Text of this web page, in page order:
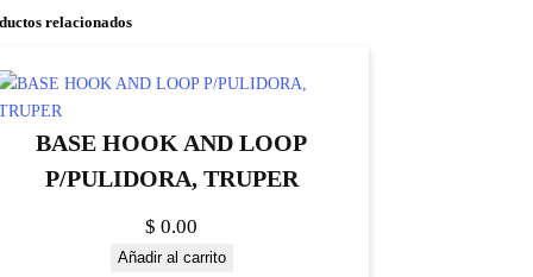
relacionados
BASE HOOK AND LOOP
P/PULIDORA, TRUPER
$ 0.00
Añadir al carrito